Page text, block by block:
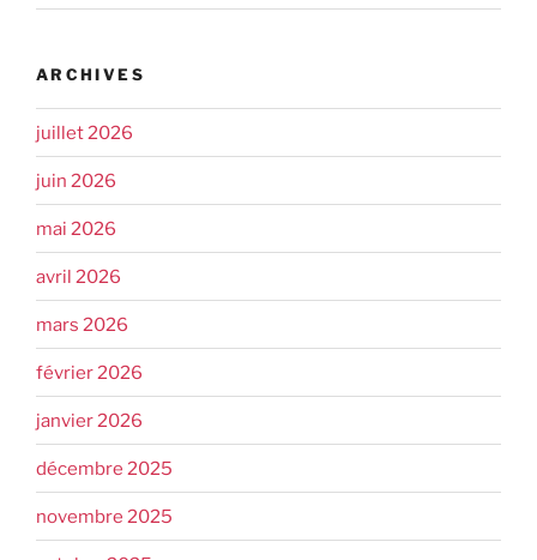
ARCHIVES
juillet 2026
juin 2026
mai 2026
avril 2026
mars 2026
février 2026
janvier 2026
décembre 2025
novembre 2025